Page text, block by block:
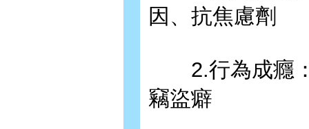
因、抗焦慮劑
2.行為成癮：
竊盜癖